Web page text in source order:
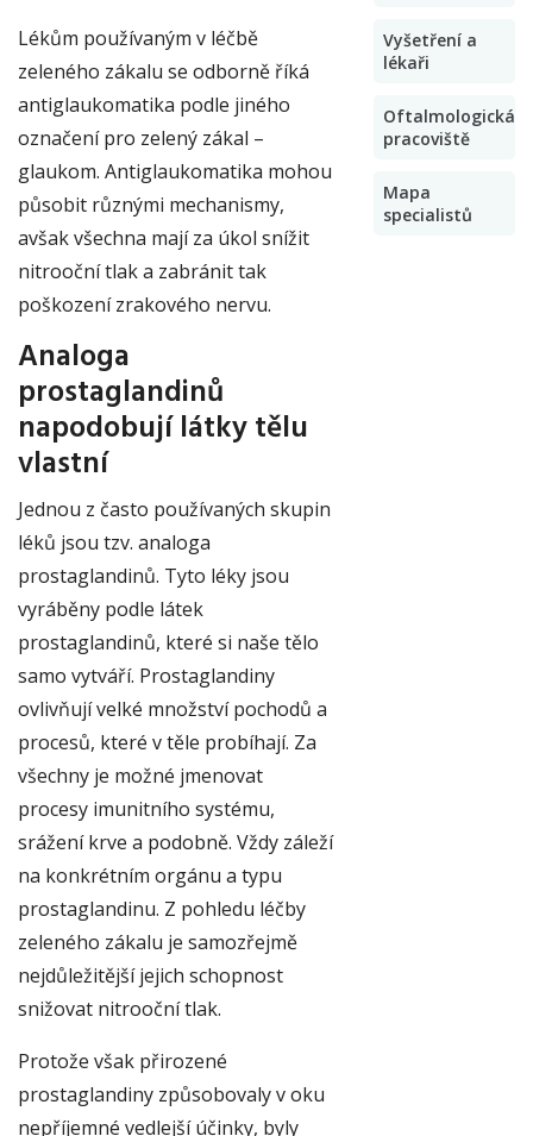
Lékům používaným v léčbě
zeleného zákalu se odborně říká
antiglaukomatika podle jiného
označení pro zelený zákal –
glaukom. Antiglaukomatika mohou
působit různými mechanismy,
avšak všechna mají za úkol snížit
nitrooční tlak a zabránit tak
poškození zrakového nervu.
Analoga
prostaglandinů
napodobují látky tělu
vlastní
Jednou z často používaných skupin
léků jsou tzv. analoga
prostaglandinů. Tyto léky jsou
vyráběny podle látek
prostaglandinů, které si naše tělo
samo vytváří. Prostaglandiny
ovlivňují velké množství pochodů a
procesů, které v těle probíhají. Za
všechny je možné jmenovat
procesy imunitního systému,
srážení krve a podobně. Vždy záleží
na konkrétním orgánu a typu
prostaglandinu. Z pohledu léčby
zeleného zákalu je samozřejmě
nejdůležitější jejich schopnost
snižovat nitrooční tlak.
Protože však přirozené
prostaglandiny způsobovaly v oku
nepříjemné vedlejší účinky, byly
Vyšetření a
lékaři
Oftalmologická
pracoviště
Mapa
specialistů